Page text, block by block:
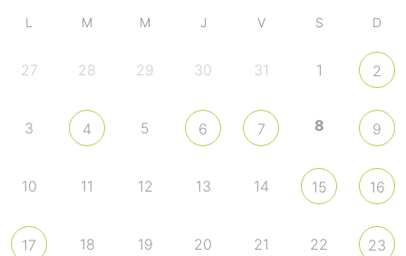
L M M J V S D
27 28 29 30 31 1 2
3 4 5 6 7 8 9
10 11 12 13 14 15 16
17 18 19 20 21 22 23